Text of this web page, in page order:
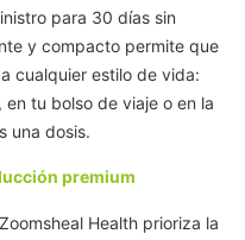
para 30 días sin
y compacto permite que
cualquier estilo de vida:
tu bolso de viaje o en la
una dosis.
premium
Health prioriza la